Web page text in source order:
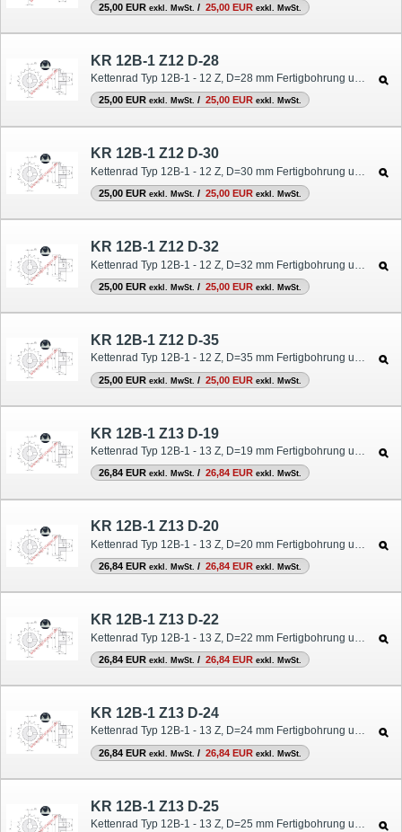
25,00 EUR exkl. MwSt. / 25,00 EUR exkl. MwSt.
KR 12B-1 Z12 D-28
Kettenrad Typ 12B-1 - 12 Z, D=28 mm Fertigbohrung und Nut
25,00 EUR exkl. MwSt. / 25,00 EUR exkl. MwSt.
KR 12B-1 Z12 D-30
Kettenrad Typ 12B-1 - 12 Z, D=30 mm Fertigbohrung und Nut
25,00 EUR exkl. MwSt. / 25,00 EUR exkl. MwSt.
KR 12B-1 Z12 D-32
25,00 EUR exkl. MwSt. / 25,00 EUR exkl. MwSt.
KR 12B-1 Z12 D-35
Kettenrad Typ 12B-1 - 12 Z, D=35 mm Fertigbohrung und Nut
25,00 EUR exkl. MwSt. / 25,00 EUR exkl. MwSt.
KR 12B-1 Z13 D-19
Kettenrad Typ 12B-1 - 13 Z, D=19 mm Fertigbohrung und Nut
26,84 EUR exkl. MwSt. / 26,84 EUR exkl. MwSt.
KR 12B-1 Z13 D-20
Kettenrad Typ 12B-1 - 13 Z, D=20 mm Fertigbohrung und Nut
26,84 EUR exkl. MwSt. / 26,84 EUR exkl. MwSt.
KR 12B-1 Z13 D-22
26,84 EUR exkl. MwSt. / 26,84 EUR exkl. MwSt.
KR 12B-1 Z13 D-24
Kettenrad Typ 12B-1 - 13 Z, D=24 mm Fertigbohrung und Nut
26,84 EUR exkl. MwSt. / 26,84 EUR exkl. MwSt.
KR 12B-1 Z13 D-25
Kettenrad Typ 12B-1 - 13 Z, D=25 mm Fertigbohrung und Nut